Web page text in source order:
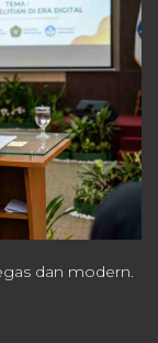
dan modern.